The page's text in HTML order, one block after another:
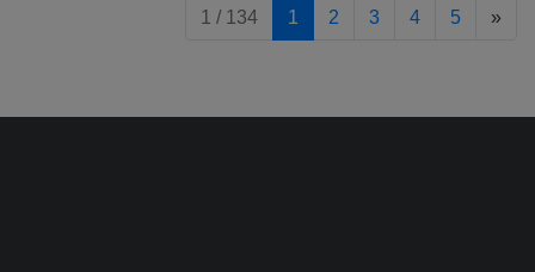
1 / 134 1 2 3 4 5 »